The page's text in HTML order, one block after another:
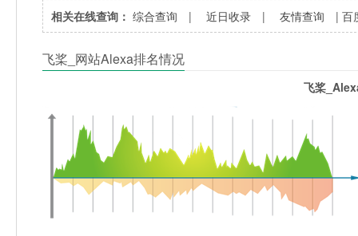
相关在线查询： 综合查询 |近日收录 |友情查询 |百
飞桨_网站Alexa排名情况
飞桨